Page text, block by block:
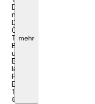
DZ
mit
DU/WC;
ÖPNV-
Ticket,
Begegnungen
und
Eintritte
laut
Programm;
EZZ:
165,00
€
mehr